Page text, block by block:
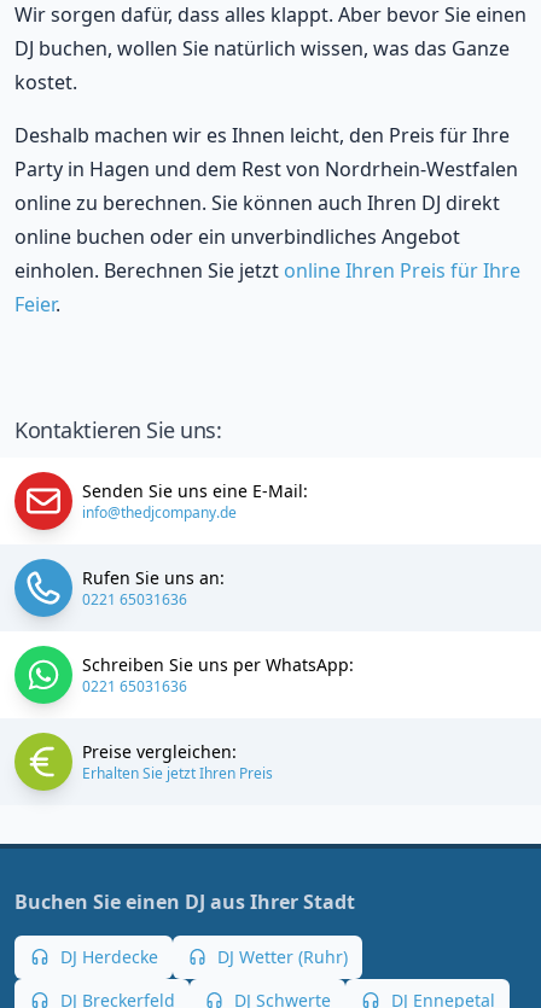
Wir sorgen dafür, dass alles klappt. Aber bevor Sie einen
DJ buchen, wollen Sie natürlich wissen, was das Ganze
kostet.
Deshalb machen wir es Ihnen leicht, den Preis für Ihre
Party in Hagen und dem Rest von Nordrhein-Westfalen
online zu berechnen. Sie können auch Ihren DJ direkt
online buchen oder ein unverbindliches Angebot
einholen. Berechnen Sie jetzt online Ihren Preis für Ihre
Feier.
Kontaktieren Sie uns:
Senden Sie uns eine E-Mail:
info@thedjcompany.de
Rufen Sie uns an:
0221 65031636
Schreiben Sie uns per WhatsApp:
0221 65031636
Preise vergleichen:
Erhalten Sie jetzt Ihren Preis
Buchen Sie einen DJ aus Ihrer Stadt
DJ Herdecke
DJ Wetter (Ruhr)
DJ Breckerfeld
DJ Schwerte
DJ Ennepetal